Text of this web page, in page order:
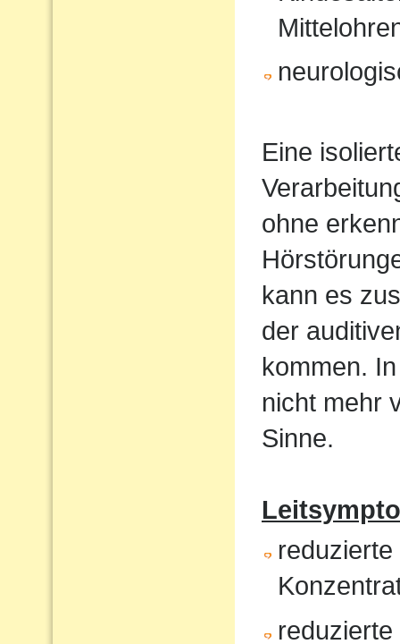
Eine
ohne
kann es
der
kommen.
nicht mehr
Sinne.